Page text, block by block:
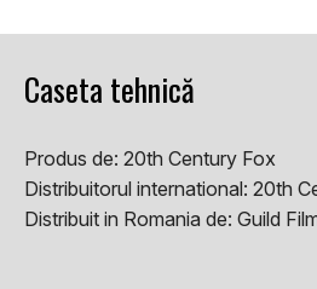
Caseta tehnică
Produs de: 20th Century Fox
Distribuitorul international: 20th
Distribuit in Romania de: Guild